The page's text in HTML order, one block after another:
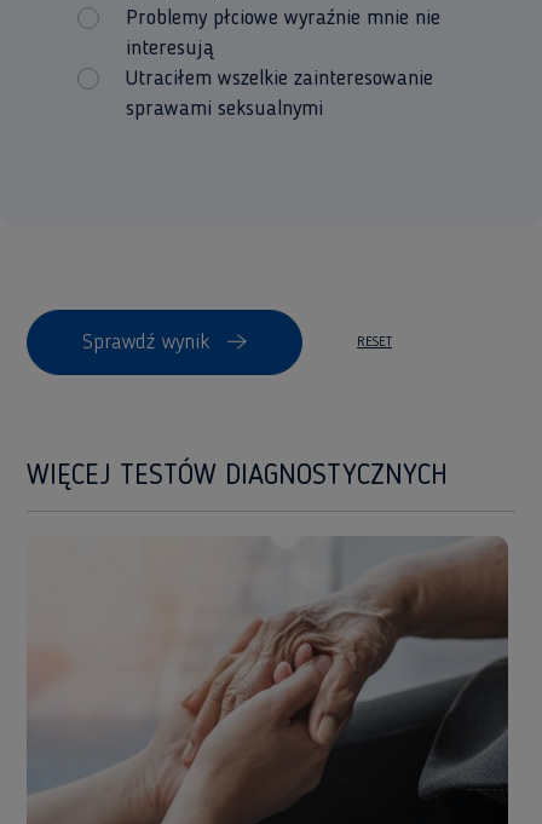
Problemy płciowe wyraźnie mnie nie
interesują
Utraciłem wszelkie zainteresowanie
sprawami seksualnymi
Sprawdź wynik RESET
WIĘCEJ TESTÓW DIAGNOSTYCZNYCH